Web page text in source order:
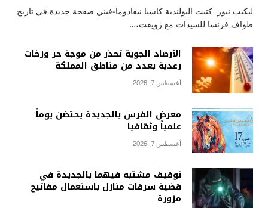
ليكيب نيوز كتبت البولندية كاسيا نيفادوما-فيني صفحة جديدة في تاريخ
طواف فرنسا للسيدات مع زويفت،…
الأرصاد الجوية تحذر من موجة حر وزخات
رعدية بعدد من مناطق المملكة
أغسطس 7, 2026
معرض الفرس بالجديدة يحتضن يوماً
علمياً وثقافيا
أغسطس 7, 2026
توقيف مشتبه فيهما بالجديدة في
قضية سرقات منازل باستعمال مفاتيح
مزورة